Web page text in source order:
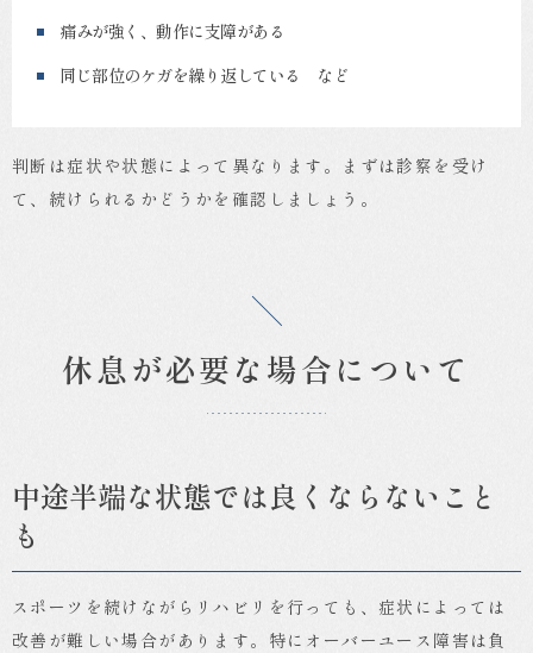
痛みが強く、動作に支障がある
同じ部位のケガを繰り返している など
判断は症状や状態によって異なります。まずは診察を受け
て、続けられるかどうかを確認しましょう。
休息が必要な場合について
中途半端な状態では良くならないこと
も
スポーツを続けながらリハビリを行っても、症状によっては
改善が難しい場合があります。特にオーバーユース障害は負